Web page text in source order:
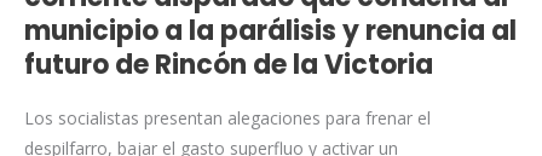
municipio a la parálisis y renuncia al
futuro de Rincón de la Victoria
Los socialistas presentan alegaciones para frenar el
despilfarro, bajar el gasto superfluo y activar un
impuestos,
menos
y
un